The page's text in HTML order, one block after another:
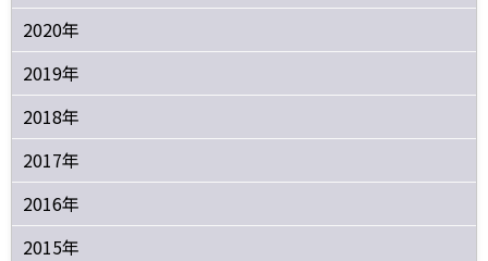
2020年
2019年
2018年
2017年
2016年
2015年